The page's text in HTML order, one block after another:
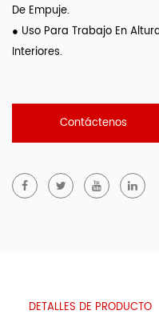
De Empuje.
● Uso Para Trabajo En
Interiores.
Contáctenos
DETALLES DE PRODUCTO